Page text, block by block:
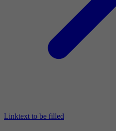
Linktext to be filled